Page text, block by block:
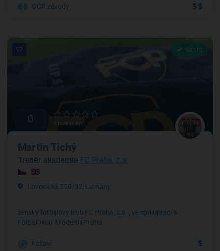
OCR závody
Nabírá
0 0 hodnocení
Martin Tichý
Trenér akademie FC Praha, z.s.
Lovosická 559/32, Letňany
ženský fotbalový klub FC Praha, z.s. , ve spolupráci s
Fotbalovou Akademií Praha
Fotbal